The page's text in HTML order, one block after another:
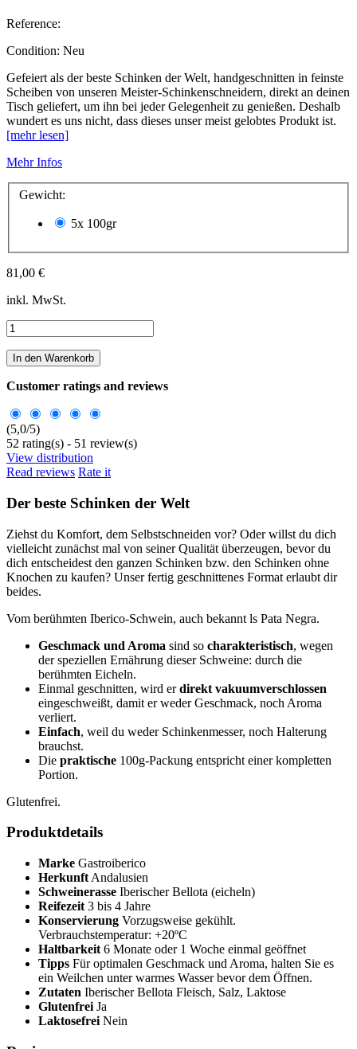
Reference:
Condition: Neu
Gefeiert als der beste Schinken der Welt, handgeschnitten in feinste
Scheiben von unseren Meister-Schinkenschneidern, direkt an deinen
Tisch geliefert, um ihn bei jeder Gelegenheit zu genießen. Deshalb
wundert es uns nicht, dass dieses unser meist gelobtes Produkt ist.
[mehr lesen]
Mehr Infos
Gewicht:
5x 100gr
81,00 €
inkl. MwSt.
In den Warenkorb
Customer ratings and reviews
(5,0/5)
52 rating(s) - 51 review(s)
View distribution
Read reviews Rate it
Der beste Schinken der Welt
Ziehst du Komfort, dem Selbstschneiden vor? Oder willst du dich
vielleicht zunächst mal von seiner Qualität überzeugen, bevor du
dich entscheidest den ganzen Schinken bzw. den Schinken ohne
Knochen zu kaufen? Unser fertig geschnittenes Format erlaubt dir
beides.
Vom berühmten Iberico-Schwein, auch bekannt ls Pata Negra.
Geschmack und Aroma sind so charakteristisch, wegen
der speziellen Ernährung dieser Schweine: durch die
berühmten Eicheln.
Einmal geschnitten, wird erdirekt vakuumverschlossen
eingeschweißt, damit er weder Geschmack, noch Aroma
verliert.
Einfach, weil du weder Schinkenmesser, noch Halterung
brauchst.
Die praktische 100g-Packung entspricht einer kompletten
Portion.
Glutenfrei.
Produktdetails
Marke Gastroiberico
Herkunft Andalusien
Schweinerasse Iberischer Bellota (eicheln)
Reifezeit 3 bis 4 Jahre
Konservierung Vorzugsweise gekühlt.
Verbrauchstemperatur: +20ºC
Haltbarkeit 6 Monate oder 1 Woche einmal geöffnet
Tipps Für optimalen Geschmack und Aroma, halten Sie es
ein Weilchen unter warmes Wasser bevor dem Öffnen.
Zutaten Iberischer Bellota Fleisch, Salz, Laktose
Glutenfrei Ja
Laktosefrei Nein